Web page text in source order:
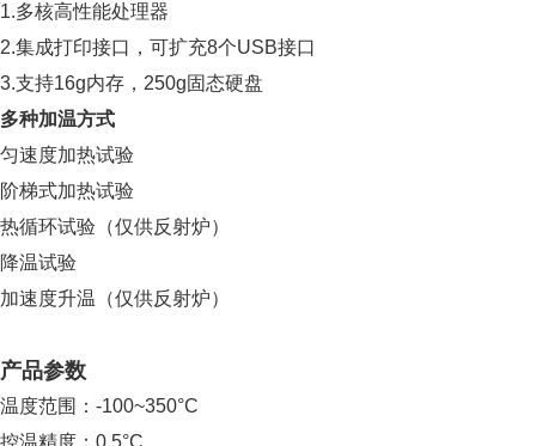
1.多核高性能处理器
2.集成打印接口，可扩充8个USB接口
3.支持16g内存，250g固态硬盘
多种加温方式
匀速度加热试验
阶梯式加热试验
热循环试验（仅供反射炉）
降温试验
加速度升温（仅供反射炉）
产品参数
温度范围：-100~350°C
控温精度：0.5°C